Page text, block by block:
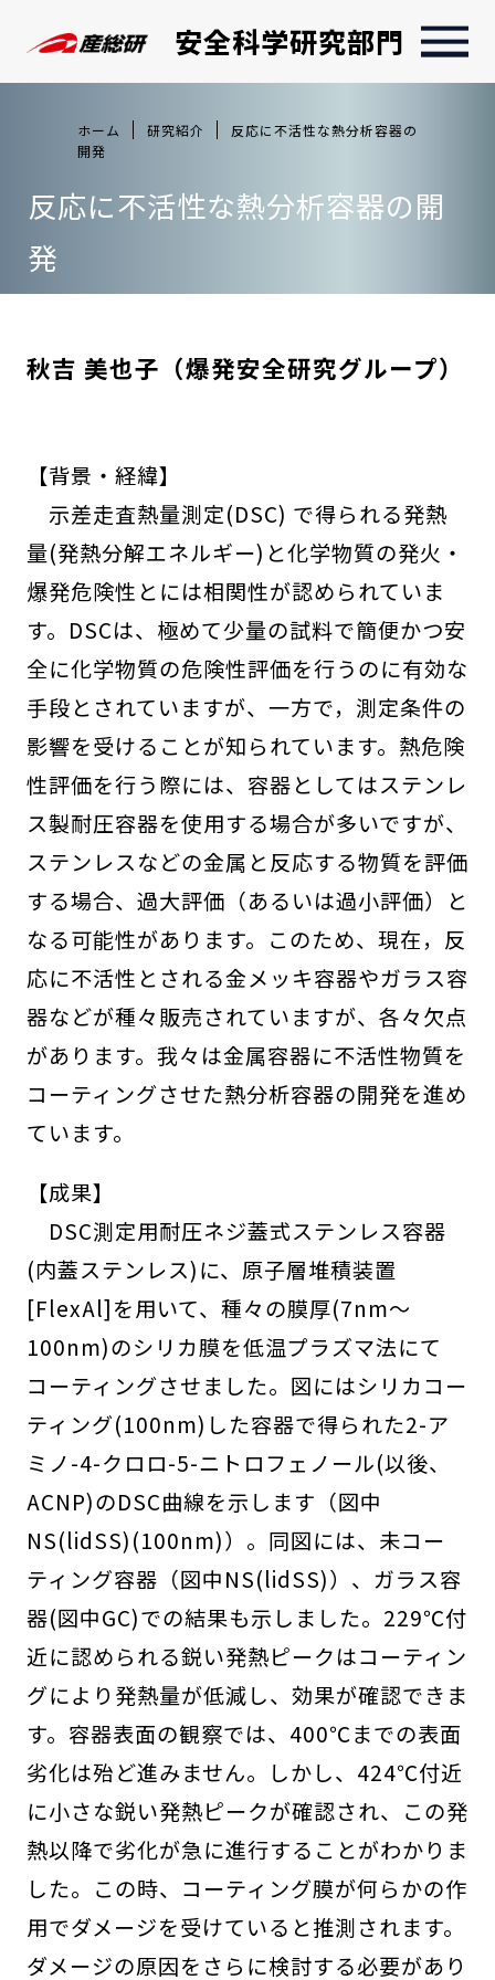
安全科学研究部門
ホーム 研究紹介
反応に不活性な熱分析容器の
開発
反応に不活性な熱分析容器の開
発
秋吉 美也子（爆発安全研究グループ）
【背景・経緯】
示差走査熱量測定(DSC) で得られる発熱
量(発熱分解エネルギー)と化学物質の発火・
爆発危険性とには相関性が認められていま
す。DSCは、極めて少量の試料で簡便かつ安
全に化学物質の危険性評価を行うのに有効な
手段とされていますが、一方で，測定条件の
影響を受けることが知られています。熱危険
性評価を行う際には、容器としてはステンレ
ス製耐圧容器を使用する場合が多いですが、
ステンレスなどの金属と反応する物質を評価
する場合、過大評価（あるいは過小評価）と
なる可能性があります。このため、現在，反
応に不活性とされる金メッキ容器やガラス容
器などが種々販売されていますが、各々欠点
があります。我々は金属容器に不活性物質を
コーティングさせた熱分析容器の開発を進め
ています。
【成果】
DSC測定用耐圧ネジ蓋式ステンレス容器
(内蓋ステンレス)に、原子層堆積装置
[FlexAl]を用いて、種々の膜厚(7nm～
100nm)のシリカ膜を低温プラズマ法にて
コーティングさせました。図にはシリカコー
ティング(100nm)した容器で得られた2-ア
ミノ-4-クロロ-5-ニトロフェノール(以後、
ACNP)のDSC曲線を示します（図中
NS(lidSS)(100nm)）。同図には、未コー
ティング容器（図中NS(lidSS)）、ガラス容
器(図中GC)での結果も示しました。229℃付
近に認められる鋭い発熱ピークはコーティン
グにより発熱量が低減し、効果が確認できま
す。容器表面の観察では、400℃までの表面
劣化は殆ど進みません。しかし、424℃付近
に小さな鋭い発熱ピークが確認され、この発
熱以降で劣化が急に進行することがわかりま
した。この時、コーティング膜が何らかの作
用でダメージを受けていると推測されます。
ダメージの原因をさらに検討する必要があり